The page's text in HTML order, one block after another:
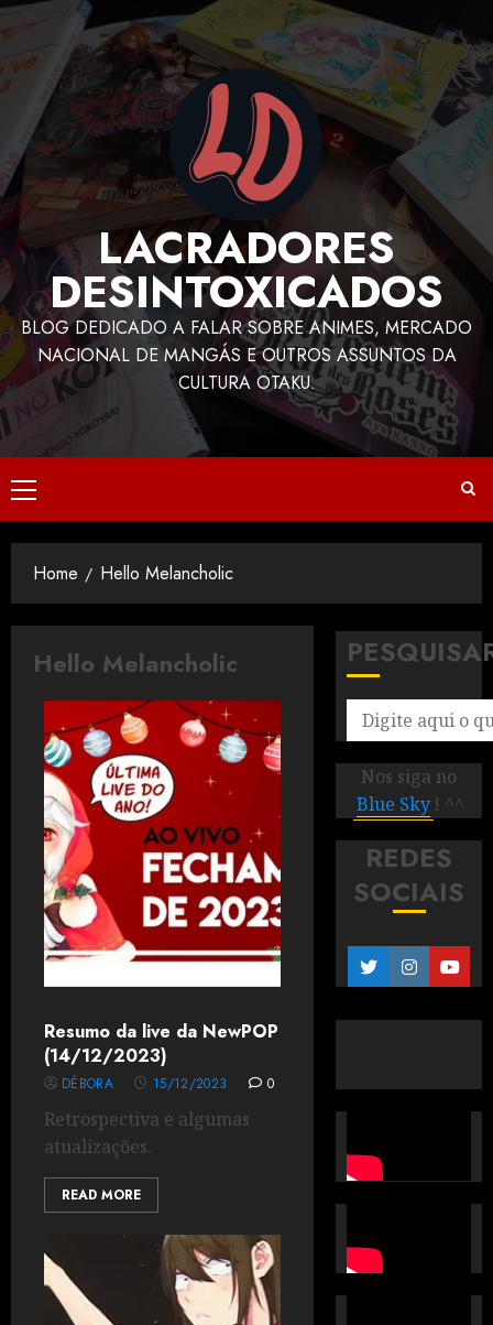
LACRADORES
DESINTOXICADOS
BLOG DEDICADO A FALAR SOBRE ANIMES, MERCADO
NACIONAL DE MANGÁS E OUTROS ASSUNTOS DA
CULTURA OTAKU.
Home Hello Melancholic
Hello Melancholic
Resumo da live da NewPOP
(14/12/2023)
DÉBORA 15/12/2023 0
Retrospectiva e algumas
atualizações.
READ MORE
Nos siga no
Blue Sky ! ^^
REDES
SOCIAIS